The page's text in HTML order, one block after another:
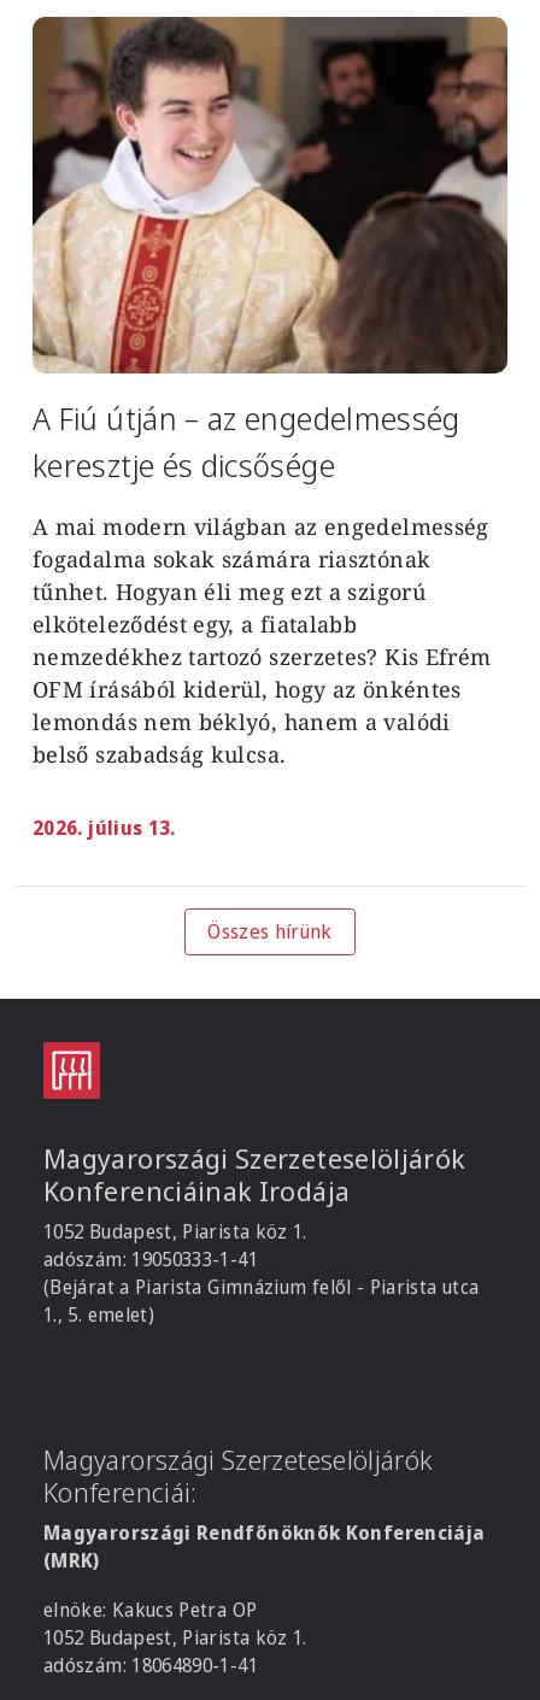
Image
A Fiú útján – az engedelmesség
keresztje és dicsősége
A mai modern világban az engedelmesség
fogadalma sokak számára riasztónak
tűnhet. Hogyan éli meg ezt a szigorú
elköteleződést egy, a fiatalabb
nemzedékhez tartozó szerzetes? Kis Efrém
OFM írásából kiderül, hogy az önkéntes
lemondás nem béklyó, hanem a valódi
belső szabadság kulcsa.
2026. július 13.
Összes hírünk
Magyarországi Szerzeteselöljárók
Konferenciáinak Irodája
1052 Budapest, Piarista köz 1.
adószám: 19050333-1-41
(Bejárat a Piarista Gimnázium felől - Piarista utca
1., 5. emelet)
Magyarországi Szerzeteselöljárók
Konferenciái:
Magyarországi Rendfőnöknők Konferenciája
(MRK)
elnöke: Kakucs Petra OP
1052 Budapest, Piarista köz 1.
adószám: 18064890-1-41